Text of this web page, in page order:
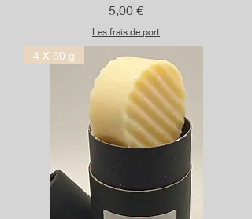
Prix
5,00 €
Les frais de port
4 X 80 g